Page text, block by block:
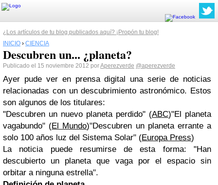
¿Los artículos de tu blog publicados aquí? ¡Propón tu blog!
INICIO › CIENCIA
Descubren un... ¿planeta?
Publicado el 15 noviembre 2012 porAperezverde @aperezverde
Ayer pude ver en prensa digital una serie de noticias
relacionadas con un descubrimiento astronómico. Estos
son algunos de los titulares:
"Descubren un nuevo planeta perdido" (ABC)"El planeta
vagabundo" (El Mundo)"Descubren un planeta errante a
solo 100 años luz del Sistema Solar" (Europa Press)
La noticia puede resumirse de esta forma: "Han
descubierto un planeta que vaga por el espacio sin
orbitar a ninguna estrella".